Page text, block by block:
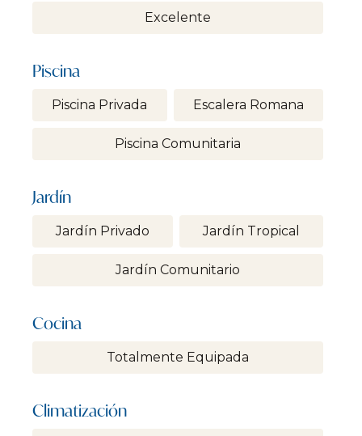
Excelente
Piscina
Piscina Privada Escalera Romana
Piscina Comunitaria
Jardín
Jardín Privado Jardín Tropical
Jardín Comunitario
Cocina
Totalmente Equipada
Climatización